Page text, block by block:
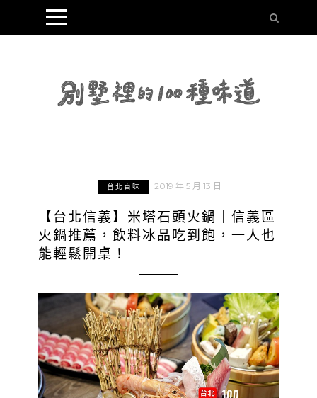
台北百味 2019 年 5 月 13 日
【台北信義】米塔石頭火鍋｜信義區
火鍋推薦，飲料冰品吃到飽，一人也
能輕鬆開桌！